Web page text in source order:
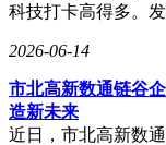
科技打卡高得多。
2026-06-14
市北高新数通链谷
造新未来
近日，市北高新数